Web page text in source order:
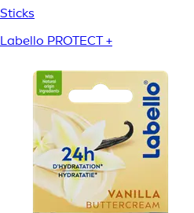
Sticks
Labello PROTECT +